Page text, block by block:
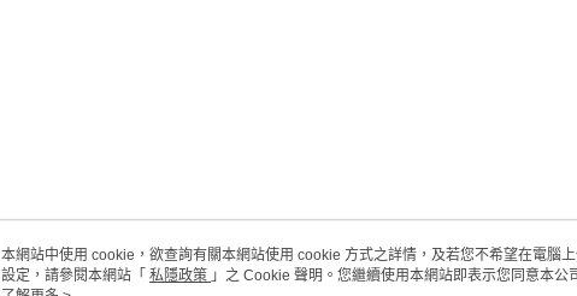
關於我們
本網站中使用 cookie，欲查詢有關本網站使用 cookie 方式之詳情，及若您不希望在電腦
設定，請參閱本網站「 私隱政策 」之 Cookie 聲明。您繼續使用本網站即表示您同意本